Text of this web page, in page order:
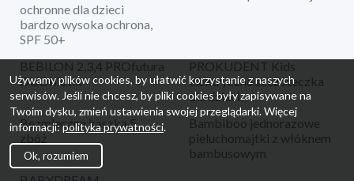
ochronne dla dzieci
bardzo wysoka ochrona,
SPF 50+
BEBILON 2,3,4 PROfutura
DUObiotik
PROKUDENT Kids
elektryczna szczoteczka
dla dzieci
Bezmleczna kaszka 5
zbóż
Bambiboo jednorazowe
pieluchomajtki z włóknem
bambusowym
Używamy plików cookies, by ułatwić korzystanie z naszych
serwisów. Jeśli nie chcesz, by pliki cookies były zapisywane na
Twoim dysku, zmień ustawienia swojej przeglądarki. Więcej
informacji:polityka prywatności.
Ok, rozumiem